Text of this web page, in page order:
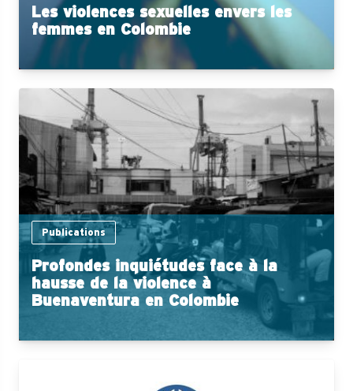
Les violences sexuelles envers les
femmes en Colombie
Publications
Profondes inquiétudes face à la
hausse de la violence à
Buenaventura en Colombie